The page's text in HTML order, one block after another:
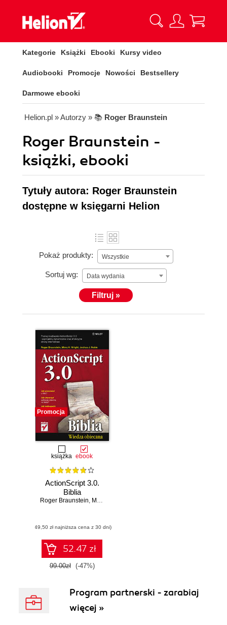
Kategorie Książki Ebooki Kursy video
Audiobooki Promocje Nowości Bestsellery
Darmowe ebooki
Helion.pl » Autorzy » 📚 Roger Braunstein
Roger Braunstein -
książki, ebooki
Tytuły autora: Roger Braunstein
dostępne w księgarni Helion
Pokaż produkty: Wszystkie
Sortuj wg: Data wydania
Filtruj »
Promocja
książka ebook
ActionScript 3.0.
Biblia
Roger Braunstein, Mims H. Wright
(49,50 zł najniższa cena z 30 dni)
52.47 zł
99.00zł (-47%)
Program partnerski - zarabiaj
więcej »